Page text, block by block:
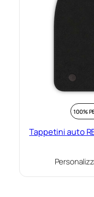
100%
Tappetini auto